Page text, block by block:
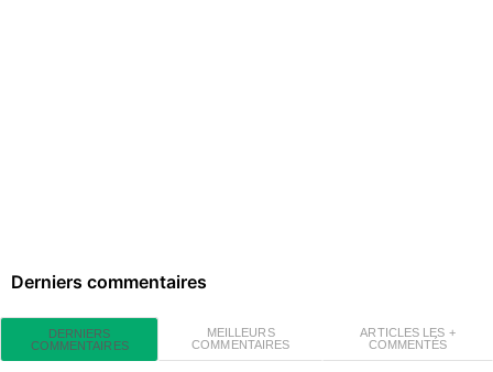
Derniers commentaires
DERNIERS
COMMENTAIRES
MEILLEURS
COMMENTAIRES
ARTICLES LES +
COMMENTÉS